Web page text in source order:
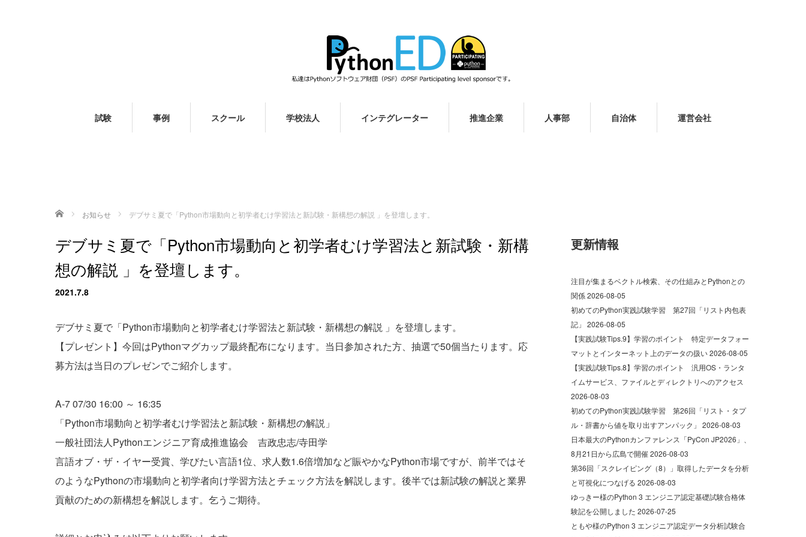
試験 事例 スクール 学校法人 インテグレーター 推進企業 人事部 自治体 運営会社
ホーム お知らせ デブサミ夏で「Python市場動向と初学者むけ学習法と新試験・新構想の解説 」を登壇します。
デブサミ夏で「Python市場動向と初学者むけ学習法と新試験・新構
想の解説 」を登壇します。
2021.7.8
デブサミ夏で「Python市場動向と初学者むけ学習法と新試験・新構想の解説 」を登壇します。
【プレゼント】今回はPythonマグカップ最終配布になります。当日参加された方、抽選で50個当たります。応
募方法は当日のプレゼンでご紹介します。
A-7 07/30 16:00 ～ 16:35
「Python市場動向と初学者むけ学習法と新試験・新構想の解説」
一般社団法人Pythonエンジニア育成推進協会 吉政忠志/寺田学
言語オブ・ザ・イヤー受賞、学びたい言語1位、求人数1.6倍増加など賑やかなPython市場ですが、前半ではそ
のようなPythonの市場動向と初学者向け学習方法とチェック方法を解説します。後半では新試験の解説と業界
貢献のための新構想を解説します。乞うご期待。
更新情報
注目が集まるベクトル検索、その仕組みとPythonとの
関係2026-08-05
初めてのPython実践試験学習 第27回「リスト内包表
記」 2026-08-05
【実践試験Tips.9】学習のポイント 特定データフォー
マットとインターネット上のデータの扱い2026-08-05
【実践試験Tips.8】学習のポイント 汎用OS・ランタ
イムサービス、ファイルとディレクトリへのアクセス
2026-08-03
初めてのPython実践試験学習 第26回「リスト・タプ
ル・辞書から値を取り出すアンパック」 2026-08-03
日本最大のPythonカンファレンス「PyCon JP2026」、
8月21日から広島で開催2026-08-03
第36回「スクレイピング（8）」取得したデータを分析
と可視化につなげる 2026-08-03
ゆっきー様のPython 3 エンジニア認定基礎試験合格体
験記を公開しました 2026-07-25
ともや様のPython 3 エンジニア認定データ分析試験合